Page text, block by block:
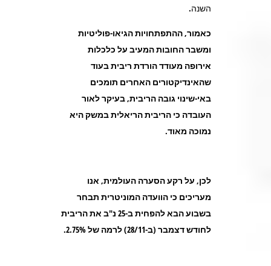
השנה.
כאמור, ההתפתחויות הגיאו-פוליטיות
ומשבר החובות המעיב על כלכלות
אירופה מעודד הורדת ריבית בעוד
שהאינדיקטורים האחרים תומכים
באי-שינוי גובה הריבית, בעיקר לאור
העובדה כי הריבית הריאלית במשק היא
נמוכה מאוד.
לכן, על רקע הסערה העולמית, אנו
מעריכים כי הוועדה המוניטרית תבחר
בשבוע הבא להפחית ב-25 נ"ב את הריבית
לחודש דצמבר (ב-28/11) לרמה של 2.75%.